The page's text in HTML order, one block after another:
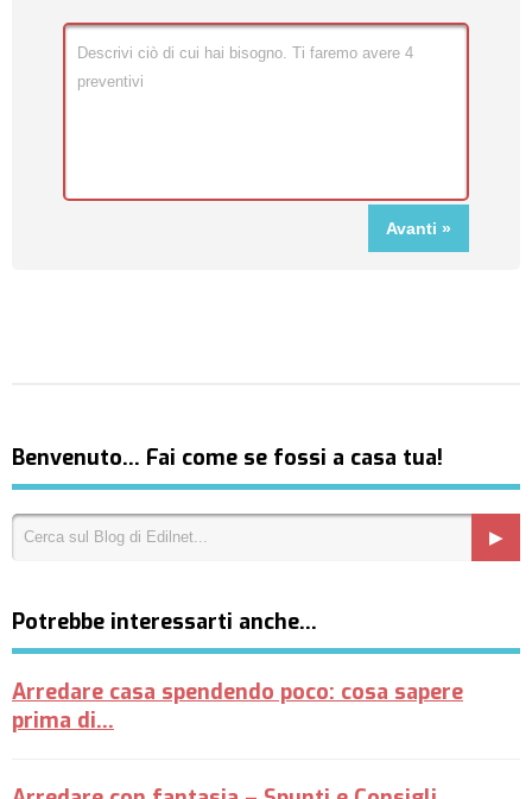
Benvenuto… Fai come se fossi a casa tua!
Potrebbe interessarti anche…
Arredare casa spendendo poco: cosa sapere
prima di…